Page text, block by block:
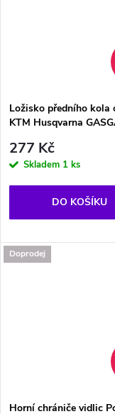
Ložisko předního kola
KTM Husqvarna
277 Kč
Skladem 1 ks
DO KOŠÍKU
Doprodej
Horní chrániče vidlic